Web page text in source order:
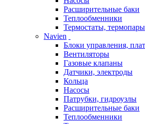
Расширительные баки
Теплообменники
Термостаты, термопары
Navien
Блоки управления,
Вентиляторы
Газовые клапаны
Датчики, электроды
Кольца
Насосы
Патрубки, гидроузлы
Расширительные баки
Теплообменники